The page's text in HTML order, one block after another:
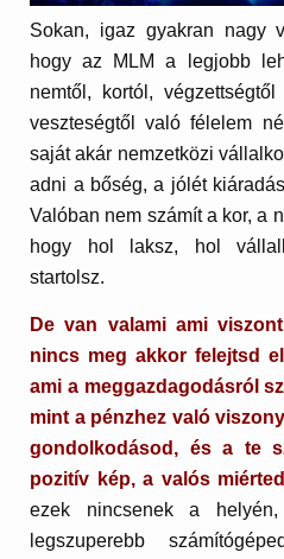
Sokan, igaz gyakran nagy
hogy az MLM a legjobb
nemtől, kortól,
veszteségtől való félelem
saját akár nemzetközi
adni a bőség, a jólét
Valóban nem számít a kor, a
hogy hol laksz, hol
startolsz.
De van valami ami
nincs meg akkor felejtsd
ami a meggazdagodásról
mint a pénzhez való
gondolkodásod, és a te
pozitív kép, a valós
ezek nincsenek a
legszuperebb